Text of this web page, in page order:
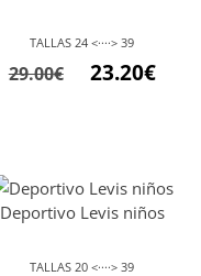
TALLAS 24 <····> 39
29.00€
El
29.00€.
23.20€El
Deportivo Levis niños
TALLAS 20 <····> 39